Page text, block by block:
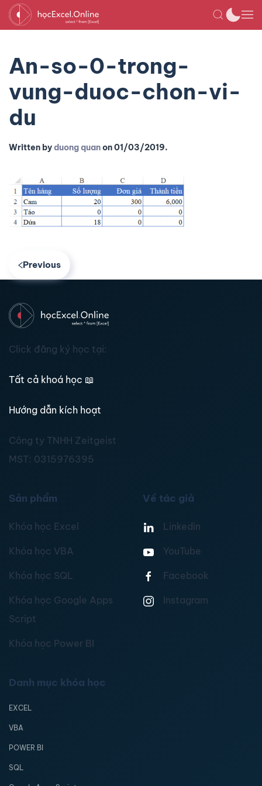
An-so-0-trong-
vung-duoc-chon-vi-
du
Written byduong quanon01/03/2019.
Previous
Click đăng ký học tại:
Tất cả khoá học 📖
Hướng dẫn kích hoạt
Công ty TNHH Zeitgeist
MST: 0315976395
Sản phẩm
Khóa học Excel
Khóa học VBA
Khóa học SQL
Khóa học Google Apps
Script
Khóa học Power BI
Về tác giả
Linkedin
YouTube
Facebook
Instagram
Danh mục khóa học
EXCEL
VBA
POWER BI
SQL